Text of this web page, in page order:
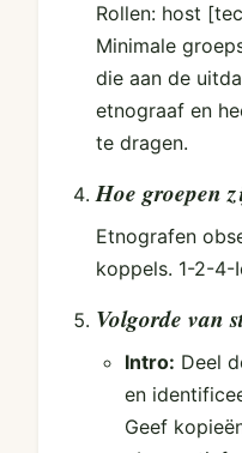
Rollen: host
Minimale
die aan de
etnograaf en
te dragen.
Hoe groepen
Etnografen
koppels. 1-2-4-
Volgorde van
Intro: Deel
en
Geef